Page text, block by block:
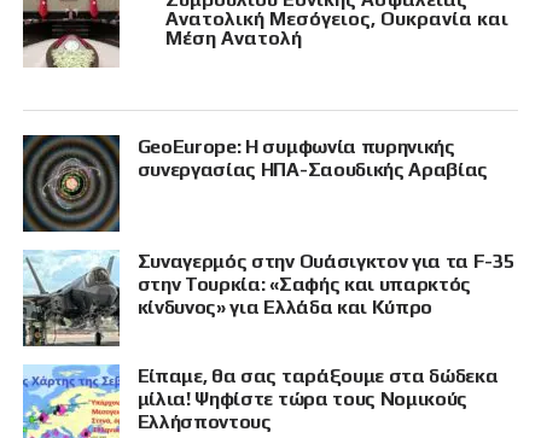
Ανατολική Μεσόγειος, Ουκρανία και
Μέση Ανατολή
GeoEurope: Η συμφωνία πυρηνικής
συνεργασίας ΗΠΑ-Σαουδικής Αραβίας
Συναγερμός στην Ουάσιγκτον για τα F-35
στην Τουρκία: «Σαφής και υπαρκτός
κίνδυνος» για Ελλάδα και Κύπρο
Είπαμε, θα σας ταράξουμε στα δώδεκα
μίλια! Ψηφίστε τώρα τους Νομικούς
Ελλήσποντους